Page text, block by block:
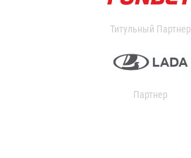
Титульный Партнер
Партнер